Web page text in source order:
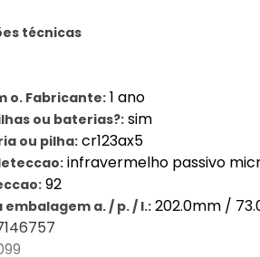
técnicas
o. Fabricante: 1 ano
ou baterias?: sim
ou pilha: cr123ax5
infravermelho passivo
92
a. / p. / l.:202.0mm /